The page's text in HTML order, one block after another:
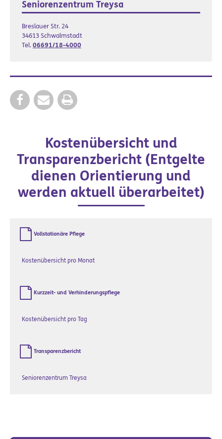
Seniorenzentrum Treysa
Breslauer Str. 24
34613 Schwalmstadt
Tel. 06691/18-4000
Kostenübersicht und
Transparenzbericht (Entgelte
dienen Orientierung und
werden aktuell überarbeitet)
Vollstationäre Pflege
Kostenübersicht pro Monat
Kurzzeit- und Verhinderungspflege
Kostenübersicht pro Tag
Transparenzbericht
Seniorenzentrum Treysa